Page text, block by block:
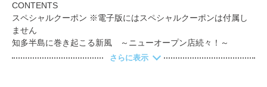
CONTENTS
スペシャルクーポン ※電子版にはスペシャルクーポンは付属し
ません
知多半島に巻き起こる新風 ～ニューオープン店続々！～
海を望むカフェ&レストランさらに表示